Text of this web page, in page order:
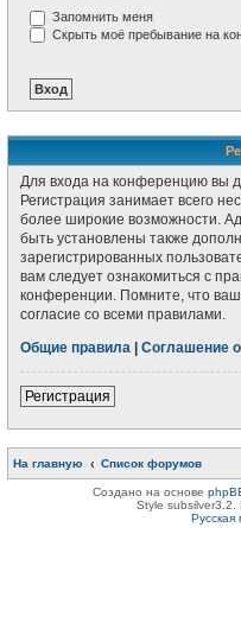
Запомнить меня
Скрыть моё пребывание на
Для входа на конференцию вы
Регистрация занимает всего
более широкие возможности.
быть установлены также
зарегистрированных
вам следует ознакомиться с
конференции. Помните, что
согласие со всеми правилами.
Общие правила
Соглашение
Регистрация
На главную Список форумов
Создано на основе
Style subsilver3.2.
Русская